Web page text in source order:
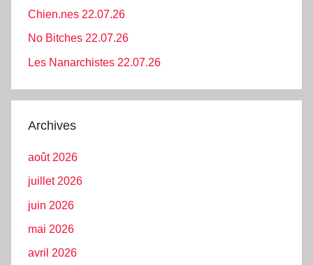
Chien.nes 22.07.26
No Bitches 22.07.26
Les Nanarchistes 22.07.26
Archives
août 2026
juillet 2026
juin 2026
mai 2026
avril 2026